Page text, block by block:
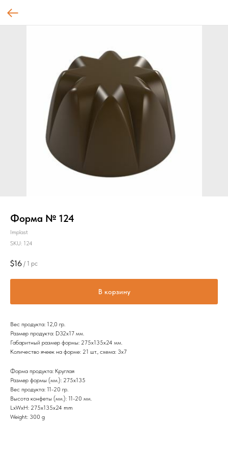
Форма № 124
Implast
SKU: 124
$16 / 1 pc
В корзину
Вес продукта: 12,0 гр.
Размер продукта: D32х17 мм.
Габаритный размер формы: 275х135х24 мм.
Количество ячеек на форме: 21 шт., схема: 3х7
Форма продукта: Круглая
Размер формы (мм.): 275х135
Вес продукта: 11-20 гр.
Высота конфеты (мм.): 11-20 мм.
LxWxH: 275x135x24 mm
Weight: 300 g